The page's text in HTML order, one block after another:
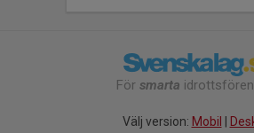
För smarta
Välj version: Mobil